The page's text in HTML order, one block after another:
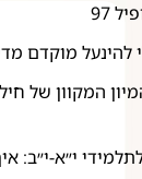
97
להינעל מוקדם
המקוון של
י״א-י״ב: